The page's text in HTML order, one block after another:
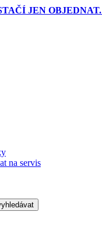
JEN OBJEDNAT.
na servis